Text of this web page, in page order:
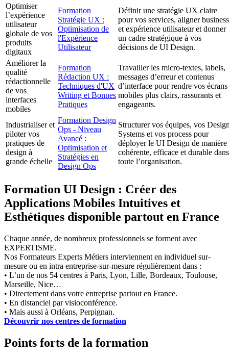
Optimiser
l’expérience
utilisateur
globale de vos
produits
digitaux
Formation
Stratégie UX :
Optimisation de
l'Expérience
Utilisateur
Définir une stratégie UX claire
pour vos services, aligner business
et expérience utilisateur et donner
un cadre stratégique à vos
décisions de UI Design.
Améliorer la
qualité
rédactionnelle
de vos
interfaces
mobiles
Formation
Rédaction UX :
Techniques d'UX
Writing et Bonnes
Pratiques
Travailler les micro-textes, labels,
messages d’erreur et contenus
d’interface pour rendre vos écrans
mobiles plus clairs, rassurants et
engageants.
Industrialiser et
piloter vos
pratiques de
design à
grande échelle
Formation Design
Ops - Niveau
Avancé :
Optimisation et
Stratégies en
Design Ops
Structurer vos équipes, vos
Systems et vos process pour
déployer le UI Design de manière
cohérente, efficace et durable dans
toute l’organisation.
Formation UI Design : Créer des
Applications Mobiles Intuitives et
Esthétiques disponible partout en France
Chaque année, de nombreux professionnels se forment avec
EXPERTISME.
Nos Formateurs Experts Métiers interviennent en individuel sur-
mesure ou en intra entreprise-sur-mesure régulièrement dans :
• L’un de nos 54 centres à Paris, Lyon, Lille, Bordeaux, Toulouse,
Marseille, Nice…
• Directement dans votre entreprise partout en France.
• En distanciel par visioconférence.
• Mais aussi à Orléans, Perpignan.
Découvrir nos centres de formation
Points forts de la formation